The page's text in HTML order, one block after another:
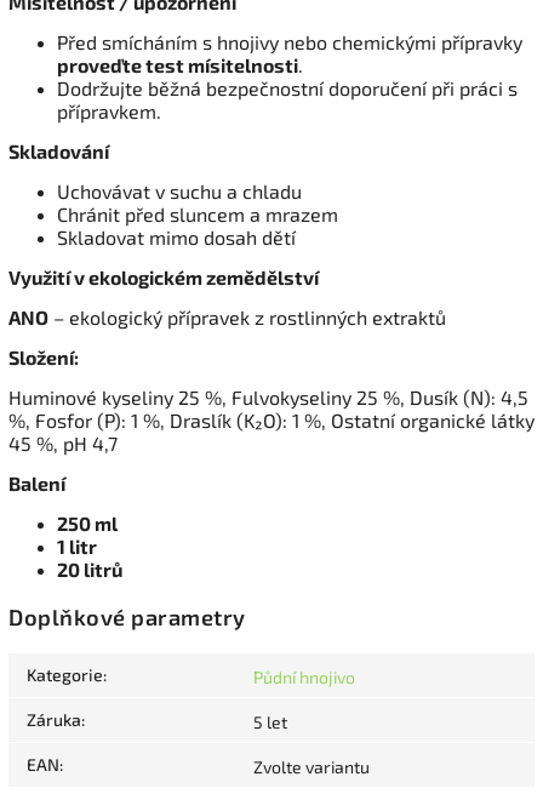
Před smícháním s hnojivy nebo chemickými přípravky
proveďte test mísitelnosti.
Dodržujte běžná bezpečnostní doporučení při práci s
přípravkem.
Skladování
Uchovávat v suchu a chladu
Chránit před sluncem a mrazem
Skladovat mimo dosah dětí
Využití v ekologickém zemědělství
ANO – ekologický přípravek z rostlinných extraktů
Složení:
Huminové kyseliny 25 %, Fulvokyseliny 25 %, Dusík (N): 4,5
%, Fosfor (P): 1 %, Draslík (K₂O): 1 %, Ostatní organické látky
45 %, pH 4,7
Balení
250 ml
1 litr
20 litrů
Doplňkové parametry
Kategorie: Půdní hnojivo
Záruka: 5 let
EAN: Zvolte variantu